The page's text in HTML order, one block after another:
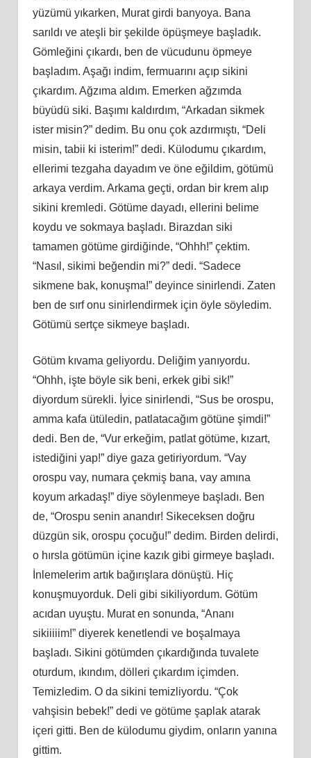
yüzümü yıkarken, Murat girdi banyoya. Bana
sarıldı ve ateşli bir şekilde öpüşmeye başladık.
Gömleğini çıkardı, ben de vücudunu öpmeye
başladım. Aşağı indim, fermuarını açıp sikini
çıkardım. Ağzıma aldım. Emerken ağzımda
büyüdü siki. Başımı kaldırdım, “Arkadan sikmek
ister misin?” dedim. Bu onu çok azdırmıştı, “Deli
misin, tabii ki isterim!” dedi. Külodumu çıkardım,
ellerimi tezgaha dayadım ve öne eğildim, götümü
arkaya verdim. Arkama geçti, ordan bir krem alıp
sikini kremledi. Götüme dayadı, ellerini belime
koydu ve sokmaya başladı. Birazdan siki
tamamen götüme girdiğinde, “Ohhh!” çektim.
“Nasıl, sikimi beğendin mi?” dedi. “Sadece
sikmene bak, konuşma!” deyince sinirlendi. Zaten
ben de sırf onu sinirlendirmek için öyle söyledim.
Götümü sertçe sikmeye başladı.
Götüm kıvama geliyordu. Deliğim yanıyordu.
“Ohhh, işte böyle sik beni, erkek gibi sik!”
diyordum sürekli. İyice sinirlendi, “Sus be orospu,
amma kafa ütüledin, patlatacağım götüne şimdi!”
dedi. Ben de, “Vur erkeğim, patlat götüme, kızart,
istediğini yap!” diye gaza getiriyordum. “Vay
orospu vay, numara çekmiş bana, vay amına
koyum arkadaş!” diye söylenmeye başladı. Ben
de, “Orospu senin anandır! Sikeceksen doğru
düzgün sik, orospu çocuğu!” dedim. Birden delirdi,
o hırsla götümün içine kazık gibi girmeye başladı.
İnlemelerim artık bağırışlara dönüştü. Hiç
konuşmuyorduk. Deli gibi sikiliyordum. Götüm
acıdan uyuştu. Murat en sonunda, “Ananı
sikiiiiim!” diyerek kenetlendi ve boşalmaya
başladı. Sikini götümden çıkardığında tuvalete
oturdum, ıkındım, dölleri çıkardım içimden.
Temizledim. O da sikini temizliyordu. “Çok
vahşisin bebek!” dedi ve götüme şaplak atarak
içeri gitti. Ben de külodumu giydim, onların yanına
gittim.